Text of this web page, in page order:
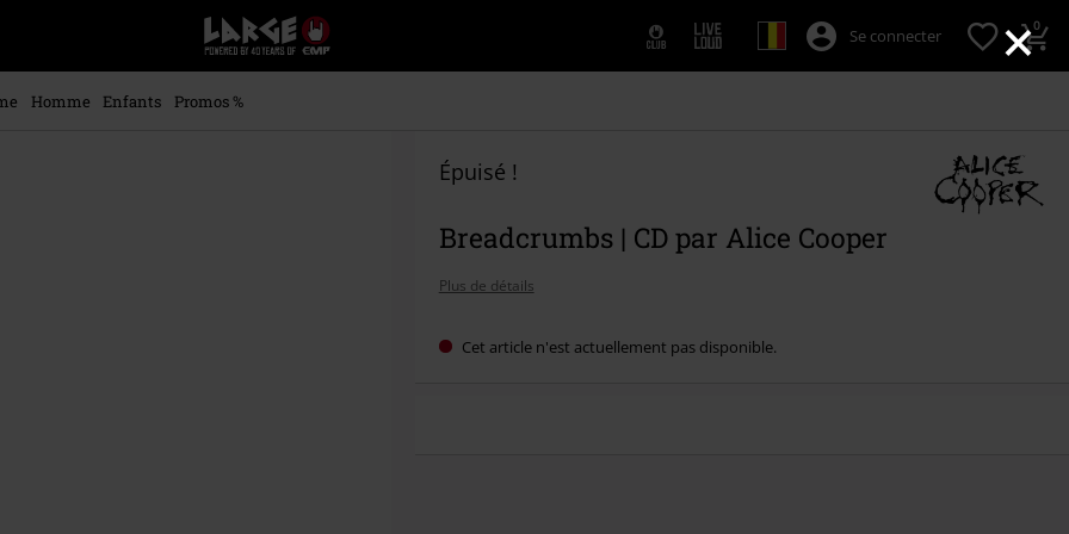
×
EMP
-
Merchandising
Se connecter 0
Homme Enfants
Promos %
Épuisé !
Breadcrumbs | CD par Alice Cooper
Plus de détails
Cet article n'est actuellement pas disponible.